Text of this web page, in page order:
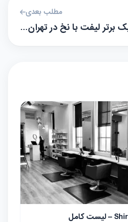
مطلب بعدی